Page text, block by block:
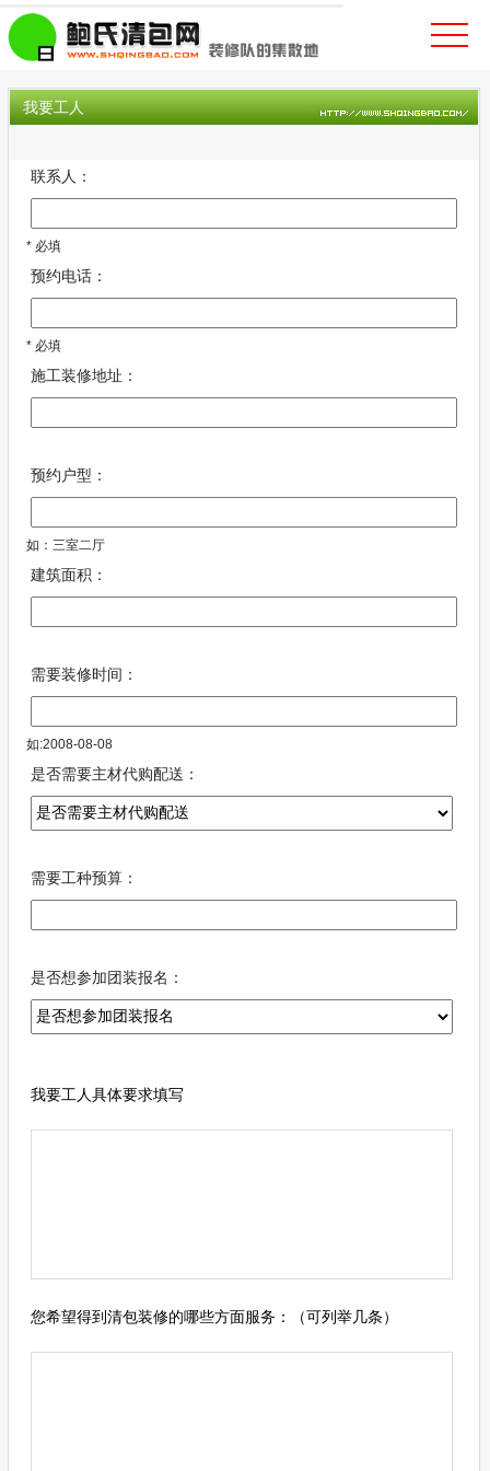
我要工人
联系人：
* 必填
预约电话：
* 必填
施工装修地址：
预约户型：
如：三室二厅
建筑面积：
需要装修时间：
如:2008-08-08
是否需要主材代购配送：
需要工种预算：
是否想参加团装报名：
我要工人具体要求填写
您希望得到清包装修的哪些方面服务：（可列举几条）